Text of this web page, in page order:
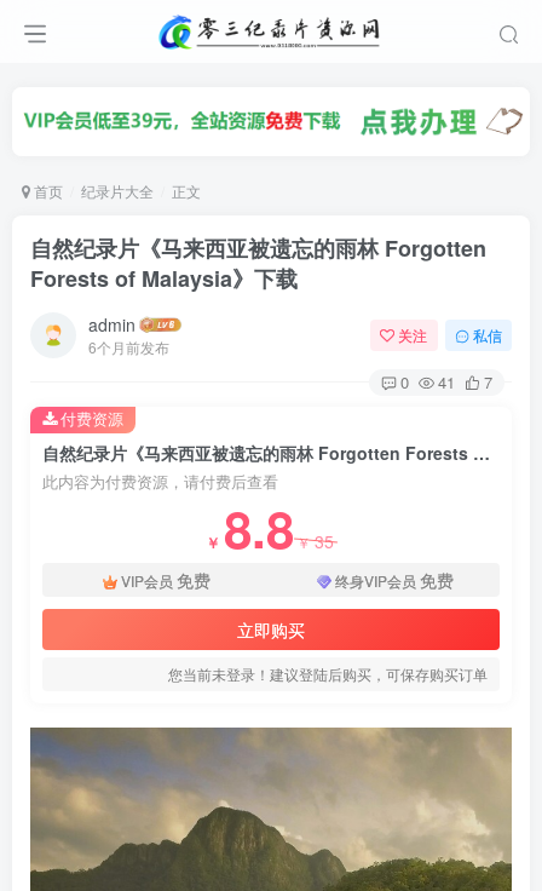
首页 纪录片大全 正文
自然纪录片《马来西亚被遗忘的雨林 Forgotten
Forests of Malaysia》下载
admin
6个月前发布
关注 私信
0 41 7
自然纪录片《马来西亚被遗忘的雨林 Forgotten Forests of Malaysia》下载
此内容为付费资源，请付费后查看
￥ 8.8￥35
VIP会员 免费 终身VIP会员 免费
立即购买
您当前未登录！建议登陆后购买，可保存购买订单
付费资源